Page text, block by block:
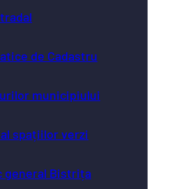
de Cadastru
municipiului
spațiilor verzi
general Bistrița